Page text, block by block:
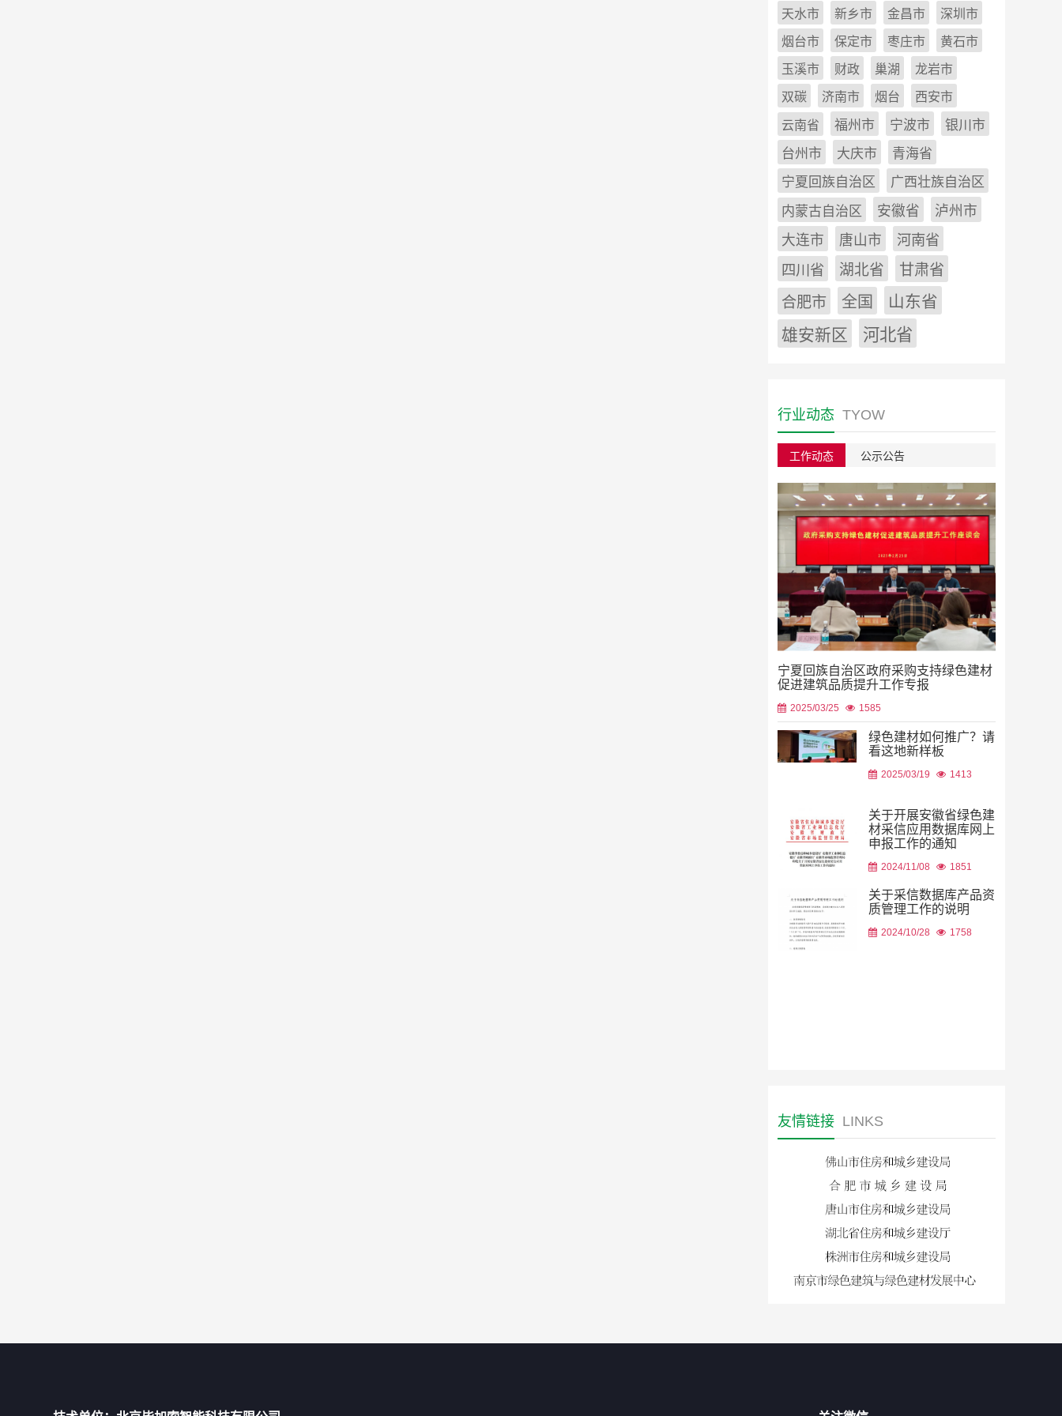
天水市 新乡市 金昌市 深圳市
烟台市 保定市 枣庄市 黄石市
玉溪市 财政 巢湖 龙岩市
双碳 济南市 烟台 西安市
云南省 福州市 宁波市
银川市
台州市
大庆市
青海省
宁夏回族自治区
广西壮族自治区
内蒙古自治区
安徽省
泸州市
大连市
唐山市
河南省
四川省
湖北省
甘肃省
合肥市
全国
山东省
雄安新区
河北省
行业动态 TYOW
工作动态 公示公告
宁夏回族自治区政府采购支持绿色建材
促进建筑品质提升工作专报
2025/03/25 1585
绿色建材如何推广？请
看这地新样板
2025/03/19 1413
关于开展安徽省绿色建
材采信应用数据库网上
申报工作的通知
2024/11/08 1851
关于采信数据库产品资
质管理工作的说明
2024/10/28 1758
友情链接 LINKS